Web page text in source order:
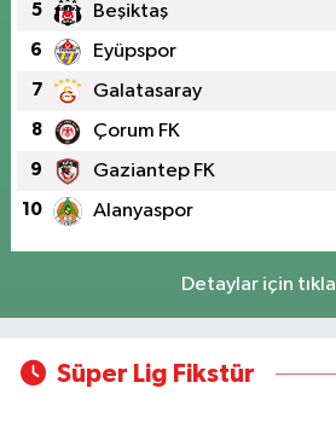
5 Beşiktaş
6 Eyüpspor
7 Galatasaray
8 Çorum FK
9 Gaziantep FK
10 Alanyaspor
Detaylar için
Süper Lig Fikstür